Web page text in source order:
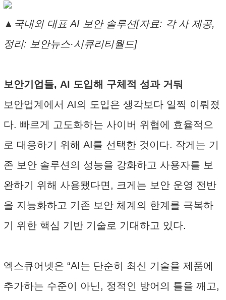
▲국내외 대표 AI 보안 솔루션[자료: 각 사 제공,
정리: 보안뉴스·시큐리티월드]
보안기업들, AI 도입해 구체적 성과 거둬
보안업계에서 AI의 도입은 생각보다 일찍 이뤄졌
다. 빠르게 고도화하는 사이버 위협에 효율적으
로 대응하기 위해 AI를 선택한 것이다. 작게는 기
존 보안 솔루션의 성능을 강화하고 사용자를 보
완하기 위해 사용됐다면, 크게는 보안 운영 전반
을 지능화하고 기존 보안 체계의 한계를 극복하
기 위한 핵심 기반 기술로 기대하고 있다.
엑스큐어넷은 “AI는 단순히 최신 기술을 제품에
추가하는 수준이 아닌, 정적인 방어의 틀을 깨고,